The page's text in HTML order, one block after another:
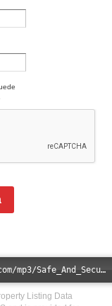
Error loading: "//www.casasentampa.com/mp3/Safe_And_Secure_full_mix_mp3.mp3"
Listing Data